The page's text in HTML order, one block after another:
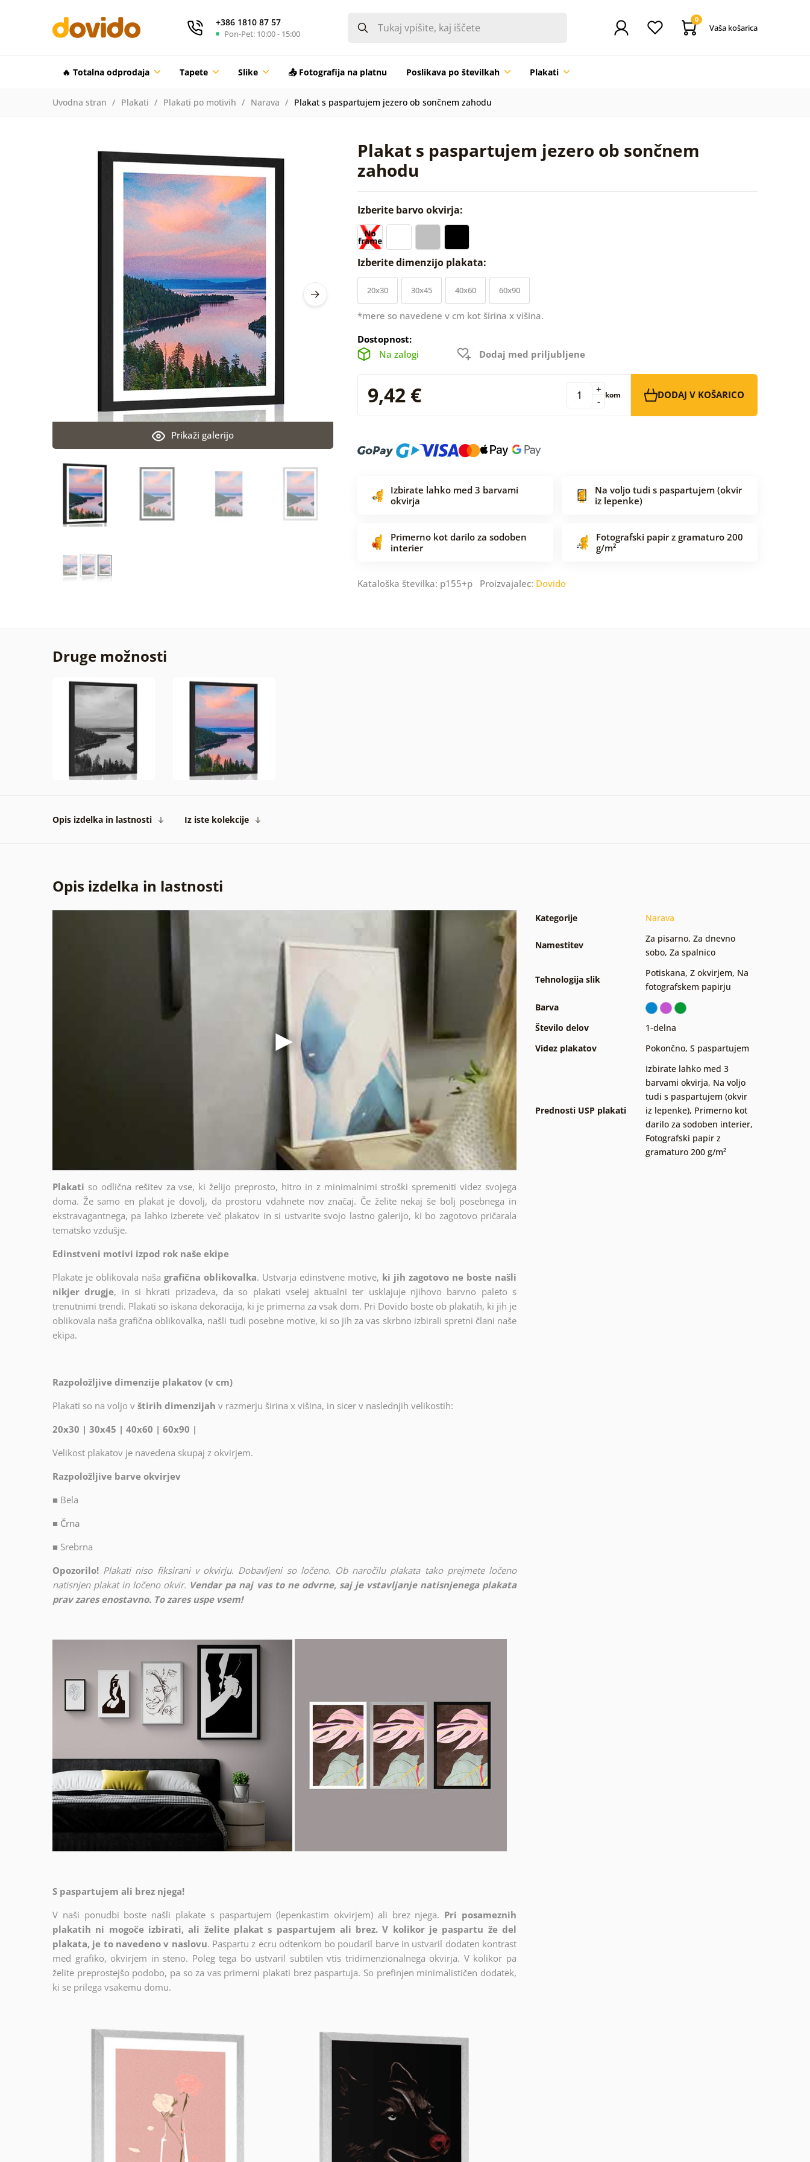
+386 1810 87 57
Pon-Pet: 10:00 - 15:00
0
Vaša košarica
🔥 Totalna odprodaja Tapete Slike 📤 Fotografija na platnu Poslikava po številkah Plakati
Uvodna stran Plakati Plakati po motivih Narava Plakat s paspartujem jezero ob sončnem zahodu
Plakat s paspartujem jezero ob sončnem
zahodu
Prikaži galerijo
Izberite barvo okvirja:
Izberite dimenzijo plakata:
20x30 30x45 40x60 60x90
*mere so navedene v cm kot širina x višina.
Dostopnost:
Na zalogi
Dodaj med priljubljene
9,42 € -
+ kom DODAJ V KOŠARICO
Izbirate lahko med 3 barvami
okvirja
Na voljo tudi s paspartujem (okvir
iz lepenke)
Primerno kot darilo za sodoben
interier
Fotografski papir z gramaturo 200
g/m²
Kataloška številka: p155+p Proizvajalec: Dovido
Druge možnosti
Opis izdelka in lastnosti Iz iste kolekcije
Opis izdelka in lastnosti
Plakati so odlična rešitev za vse, ki želijo preprosto, hitro in z minimalnimi stroški spremeniti videz svojega
doma. Že samo en plakat je dovolj, da prostoru vdahnete nov značaj. Če želite nekaj še bolj posebnega in
ekstravagantnega, pa lahko izberete več plakatov in si ustvarite svojo lastno galerijo, ki bo zagotovo pričarala
tematsko vzdušje.
Edinstveni motivi izpod rok naše ekipe
Plakate je oblikovala naša grafična oblikovalka. Ustvarja edinstvene motive, ki jih zagotovo ne boste našli
nikjer drugje, in si hkrati prizadeva, da so plakati vselej aktualni ter usklajuje njihovo barvno paleto s
trenutnimi trendi. Plakati so iskana dekoracija, ki je primerna za vsak dom. Pri Dovido boste ob plakatih, ki jih je
oblikovala naša grafična oblikovalka, našli tudi posebne motive, ki so jih za vas skrbno izbirali spretni člani naše
ekipa.
Razpoložljive dimenzije plakatov (v cm)
Plakati so na voljo v štirih dimenzijah v razmerju širina x višina, in sicer v naslednjih velikostih:
20x30 | 30x45 | 40x60 | 60x90 |
Velikost plakatov je navedena skupaj z okvirjem.
Razpoložljive barve okvirjev
■ Bela
■ Črna
■ Srebrna
Opozorilo! Plakati niso fiksirani v okvirju. Dobavljeni so ločeno. Ob naročilu plakata tako prejmete ločeno
natisnjen plakat in ločeno okvir. Vendar pa naj vas to ne odvrne, saj je vstavljanje natisnjenega plakata
prav zares enostavno. To zares uspe vsem!
S paspartujem ali brez njega!
V naši ponudbi boste našli plakate s paspartujem (lepenkastim okvirjem) ali brez njega. Pri posameznih
plakatih ni mogoče izbirati, ali želite plakat s paspartujem ali brez. V kolikor je paspartu že del
plakata, je to navedeno v naslovu. Paspartu z ecru odtenkom bo poudaril barve in ustvaril dodaten kontrast
med grafiko, okvirjem in steno. Poleg tega bo ustvaril subtilen vtis tridimenzionalnega okvirja. V kolikor pa
želite preprostejšo podobo, pa so za vas primerni plakati brez paspartuja. So prefinjen minimalističen dodatek,
ki se prilega vsakemu domu.
Kategorije Narava
Namestitev
Za pisarno, Za dnevno
sobo, Za spalnico
Tehnologija slik
Potiskana, Z okvirjem, Na
fotografskem papirju
Barva
Število delov
1-delna
Videz plakatov
Pokončno, S paspartujem
Prednosti USP plakati
Izbirate lahko med 3
barvami okvirja, Na voljo
tudi s paspartujem (okvir
iz lepenke), Primerno kot
darilo za sodoben interier,
Fotografski papir z
gramaturo 200 g/m²